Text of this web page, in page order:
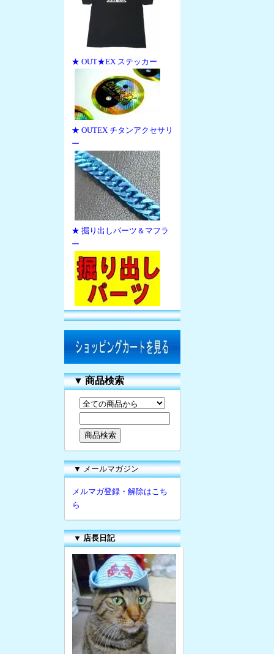
★ OUT★EX ステッカー
★ OUTEX チタンアクセサリ
ー
★ 掘り出しパーツ＆マフラ
ー
▼商品検索
▼ メールマガジン
メルマガ登録・解除はこち
ら
▼ 店長日記